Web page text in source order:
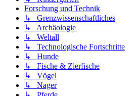
Forschung und Technik
↳ Grenzwissenschaftliches
↳ Archäologie
↳ Weltall
↳ Technologische Fortschritte
↳ Hunde
↳ Fische & Zierfische
↳ Vögel
↳ Nager